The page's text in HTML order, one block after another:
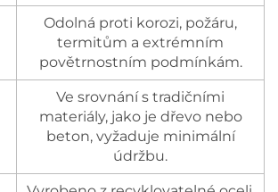
Odolná proti korozi, požáru,
termitům a extrémním
povětrnostním podmínkám.
Ve srovnání s tradičními
materiály, jako je dřevo nebo
beton, vyžaduje minimální
údržbu.